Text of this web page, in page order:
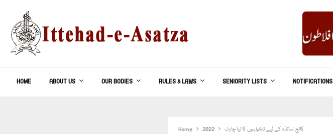
HOME ABOUT US OUR BODIES RULES & LAWS SENIORITY LISTS NOTIFICATIONS
Home 2022 کالج اساتذہ کے لیے تنخواہوں کا نیا چارٹ